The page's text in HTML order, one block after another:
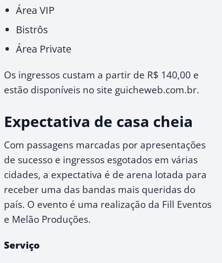
Área VIP
Bistrôs
Área Private
Os ingressos custam a partir de R$ 140,00 e
estão disponíveis no site guicheweb.com.br.
Expectativa de casa cheia
Com passagens marcadas por apresentações
de sucesso e ingressos esgotados em várias
cidades, a expectativa é de arena lotada para
receber uma das bandas mais queridas do
país. O evento é uma realização da Fill Eventos
e Melão Produções.
Serviço